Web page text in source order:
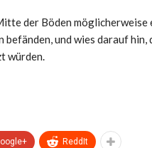
der Böden möglicherweise
und wies darauf hin,
würden.
ReddIt